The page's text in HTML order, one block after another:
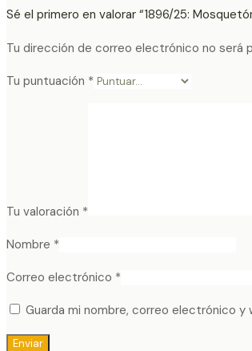
Sé el primero en valorar “1896/25:
Tu dirección de correo electrónico no será
Tu puntuación *
Tu valoración *
Nombre *
Correo electrónico *
Guarda mi nombre, correo electrónico